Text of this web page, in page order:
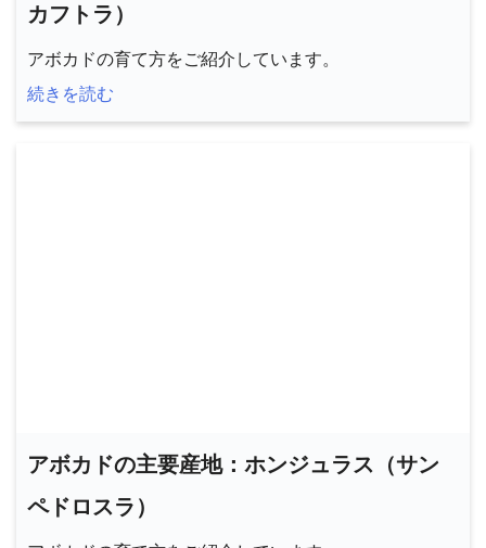
カフトラ）
アボカドの育て方をご紹介しています。
続きを読む
アボカドの主要産地：ホンジュラス（サン
ペドロスラ）